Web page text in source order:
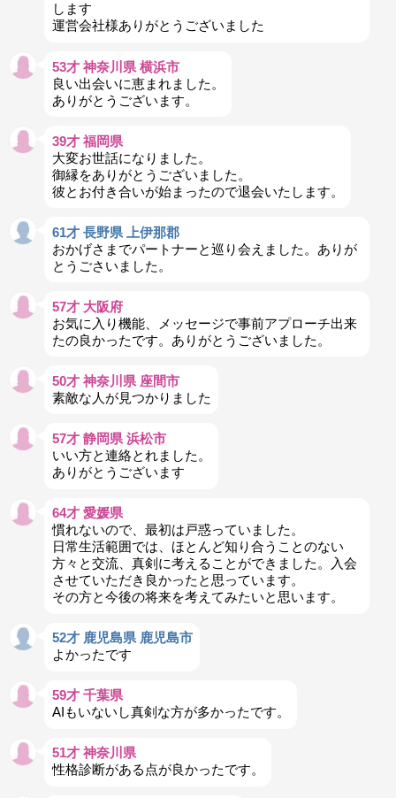
します
運営会社様ありがとうございました
53才 神奈川県 横浜市
良い出会いに恵まれました。
ありがとうございます。
39才 福岡県
大変お世話になりました。
御縁をありがとうございました。
彼とお付き合いが始まったので退会いたします。
61才 長野県 上伊那郡
おかげさまでパートナーと巡り会えました。ありが
とうごさいました。
57才 大阪府
お気に入り機能、メッセージで事前アプローチ出来
たの良かったです。ありがとうございました。
50才 神奈川県 座間市
素敵な人が見つかりました
57才 静岡県 浜松市
いい方と連絡とれました。
ありがとうございます
64才 愛媛県
慣れないので、最初は戸惑っていました。
日常生活範囲では、ほとんど知り合うことのない
方々と交流、真剣に考えることができました。入会
させていただき良かったと思っています。
その方と今後の将来を考えてみたいと思います。
52才 鹿児島県 鹿児島市
よかったです
59才 千葉県
AIもいないし真剣な方が多かったです。
51才 神奈川県
性格診断がある点が良かったです。